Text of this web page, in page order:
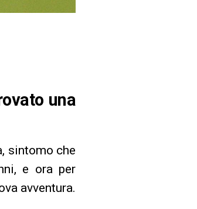
una
sintomo che
e ora per
avventura.